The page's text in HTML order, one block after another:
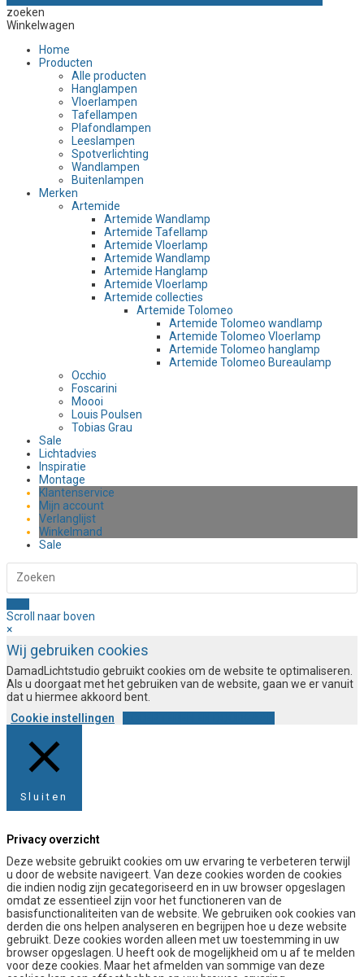
zoeken
Winkelwagen
Home
Producten
Alle producten
Hanglampen
Vloerlampen
Tafellampen
Plafondlampen
Leeslampen
Spotverlichting
Wandlampen
Buitenlampen
Merken
Artemide
Artemide Wandlamp
Artemide Tafellamp
Artemide Vloerlamp
Artemide Wandlamp
Artemide Hanglamp
Artemide Vloerlamp
Artemide collecties
Artemide Tolomeo
Artemide Tolomeo wandlamp
Artemide Tolomeo Vloerlamp
Artemide Tolomeo hanglamp
Artemide Tolomeo Bureaulamp
Occhio
Foscarini
Moooi
Louis Poulsen
Tobias Grau
Sale
Lichtadvies
Inspiratie
Montage
Klantenservice
Mijn account
Verlanglijst
Winkelmand
Sale
Scroll naar boven
×
Wij gebruiken cookies
DamadLichtstudio gebruikt cookies om de website te optimaliseren.
Als u doorgaat met het gebruiken van de website, gaan we er vanuit
dat u hiermee akkoord bent.
Cookie instellingen
Sluiten
Privacy overzicht
Deze website gebruikt cookies om uw ervaring te verbeteren terwijl
u door de website navigeert. Van deze cookies worden de cookies
die indien nodig zijn gecategoriseerd en in uw browser opgeslagen
omdat ze essentieel zijn voor het functioneren van de
basisfunctionaliteiten van de website. We gebruiken ook cookies van
derden die ons helpen analyseren en begrijpen hoe u deze website
gebruikt. Deze cookies worden alleen met uw toestemming in uw
browser opgeslagen. U heeft ook de mogelijkheid om u af te melden
voor deze cookies. Maar het afmelden van sommige van deze